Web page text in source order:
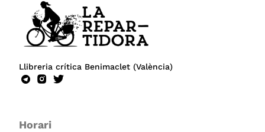
Llibreria crítica Benimaclet (València)
Horari